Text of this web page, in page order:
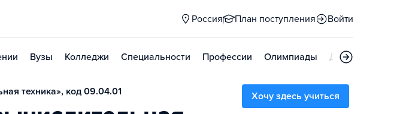
Россия План поступления Войти
Вузы Колледжи Специальности Профессии Олимпиады Дни открытых
техника», код 09.04.01 Хочу здесь учиться